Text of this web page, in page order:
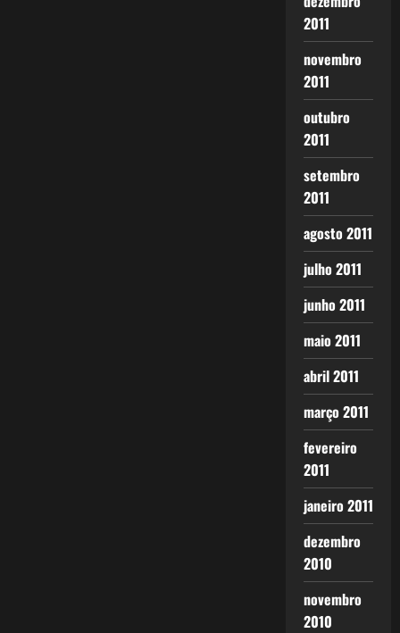
2011
novembro
2011
outubro
2011
setembro
2011
agosto 2011
julho 2011
junho 2011
maio 2011
abril 2011
março 2011
fevereiro
2011
janeiro 2011
dezembro
2010
novembro
2010